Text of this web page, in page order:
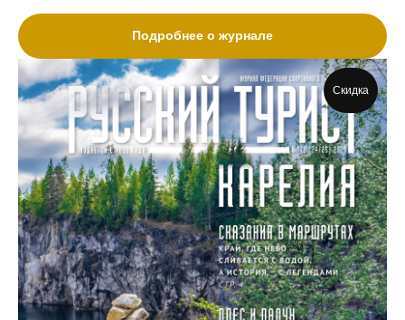
Подробнее о журнале
Скидка